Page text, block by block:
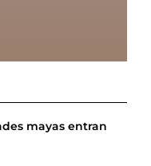
mayas entran